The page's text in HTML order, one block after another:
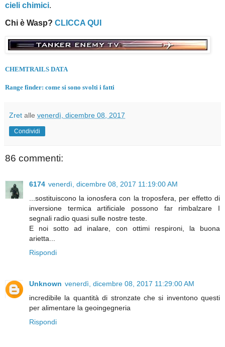
cieli chimici.
Chi è Wasp? CLICCA QUI
CHEMTRAILS DATA
Range finder: come si sono svolti i fatti
Zret alle venerdì, dicembre 08, 2017
Condividi
86 commenti:
6174 venerdì, dicembre 08, 2017 11:19:00 AM
...sostituiscono la ionosfera con la troposfera, per effetto di
inversione termica artificiale possono far rimbalzare I
segnali radio quasi sulle nostre teste.
E noi sotto ad inalare, con ottimi respironi, la buona
arietta...
Rispondi
Unknown venerdì, dicembre 08, 2017 11:29:00 AM
incredibile la quantità di stronzate che si inventono questi
per alimentare la geoingegneria
Rispondi